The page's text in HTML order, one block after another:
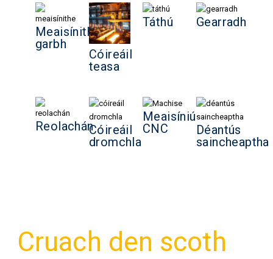
Meaisínithe
garbh
Cóireáil
teasa
Táthú Gearradh
ReolachánCóireáil
dromchla
Meaisíniú
CNC
Déantús
saincheaptha
Cruach den scoth